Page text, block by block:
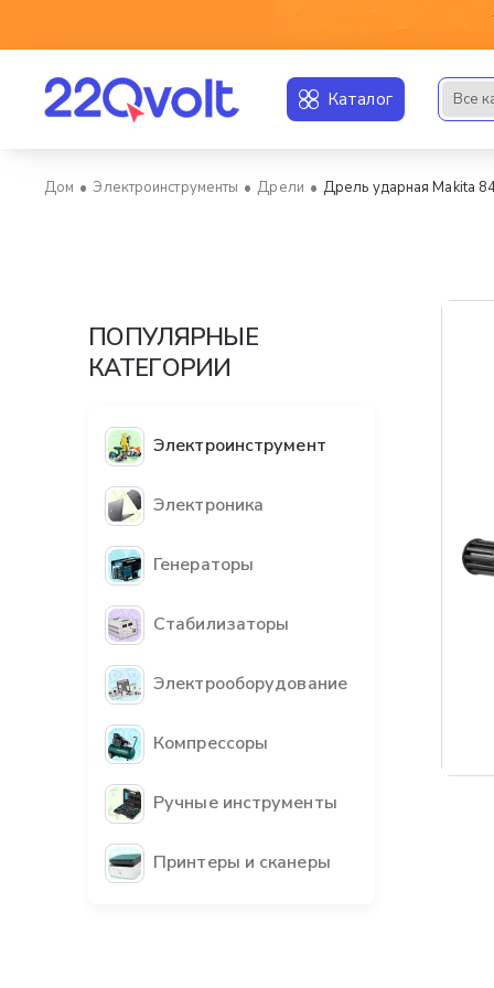
Каталог Все
Электроинструменты Дрели Дрель ударная Makita
ПОПУЛЯРНЫЕ
КАТЕГОРИИ
Электроинструмент
Электроника
Генераторы
Стабилизаторы
Электрооборудование
Компрессоры
Ручные инструменты
Принтеры и сканеры